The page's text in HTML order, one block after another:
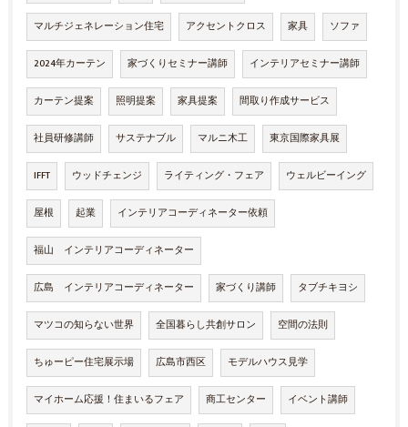
マルチジェネレーション住宅 アクセントクロス 家具 ソファ
2024年カーテン 家づくりセミナー講師 インテリアセミナー講師
カーテン提案 照明提案 家具提案 間取り作成サービス
社員研修講師 サステナブル マルニ木工 東京国際家具展
IFFT ウッドチェンジ ライティング・フェア ウェルビーイング
屋根 起業 インテリアコーディネーター依頼
福山 インテリアコーディネーター
広島 インテリアコーディネーター 家づくり講師 タブチキヨシ
マツコの知らない世界 全国暮らし共創サロン 空間の法則
ちゅーピー住宅展示場 広島市西区 モデルハウス見学
マイホーム応援！住まいるフェア 商工センター イベント講師